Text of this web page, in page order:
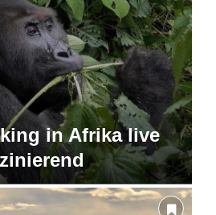
in Afrika live